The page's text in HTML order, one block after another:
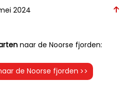
2024
naar de Noorse fjorden:
de Noorse fjorden >>